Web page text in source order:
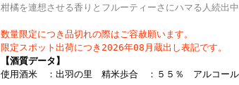
柑橘を連想させる香りとフルーティーさにハマる人続出中
数量限定につき品切れの際はご容赦願います。
限定スポット出荷につき2026年08月蔵出し表記です。
【酒質データ】
使用酒米 ：出羽の里 精米歩合 ：５５％ アルコー